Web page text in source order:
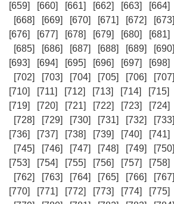
[659]
[660] [661] [662] [663] [664]
[668]
[669] [670] [671] [672] [673]
[676]
[677] [678] [679] [680] [681]
[685]
[686] [687] [688] [689] [690]
[693]
[694] [695] [696] [697] [698]
[702]
[703] [704] [705] [706] [707]
[710]
[711] [712] [713] [714] [715]
[719]
[720] [721] [722] [723] [724]
[728]
[729] [730] [731] [732] [733]
[736]
[737] [738] [739] [740] [741]
[745]
[746] [747] [748] [749] [750]
[753]
[754] [755] [756] [757] [758]
[762]
[763] [764] [765] [766] [767]
[770]
[771] [772] [773] [774] [775]